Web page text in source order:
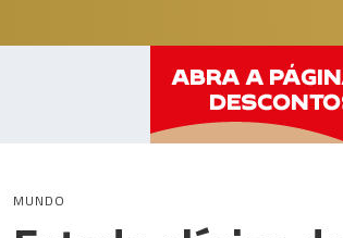
MUNDO